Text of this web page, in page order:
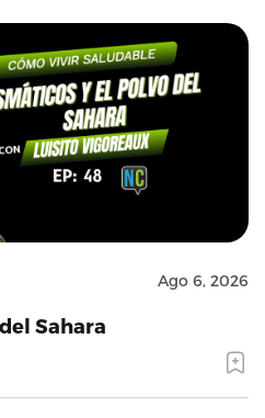
Ago 6, 2026
Sahara